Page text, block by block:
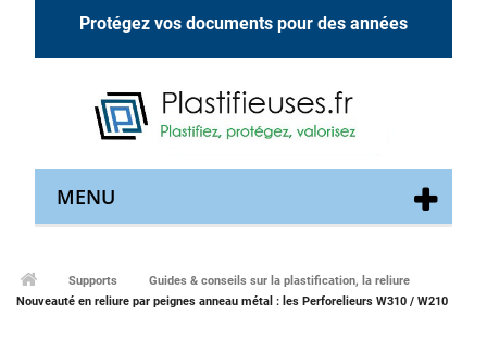
Protégez vos documents pour des années
MENU
Supports
Guides & conseils sur la plastification, la reliure
Nouveauté en reliure par peignes anneau métal : les Perforelieurs W310 / W210